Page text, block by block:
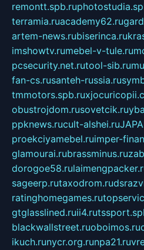
remontt.spb.ru
terramia.ruacademy62.ru
artem-news.rubiserinca.ru
imshowtv.rumebel-v-tule.ru
pcsecurity.net.rutool-sib.ru
fan-cs.rusanteh-russia.ru
tmmotors.spb.ru
obustrojdom.rusovetcik.ru
ppknews.rucult-alshei.ru
proekciyamebel.ruimper-
glamourai.rubrassminus.ru
dorogoe58.ru
sageerp.rutaxodrom.ru
ratinghomegames.ru
gtglasslined.ruii4.ru
blackwallstreet.ruoboimos.ru
ikuch.runycr.org.runpa21.ru